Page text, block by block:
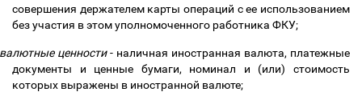
совершения держателем карты операций с ее использованием
без участия в этом уполномоченного работника ФКУ;
валютные ценности- наличная иностранная валюта, платежные
документы и ценные бумаги, номинал и (или) стоимость
которых выражены в иностранной валюте;